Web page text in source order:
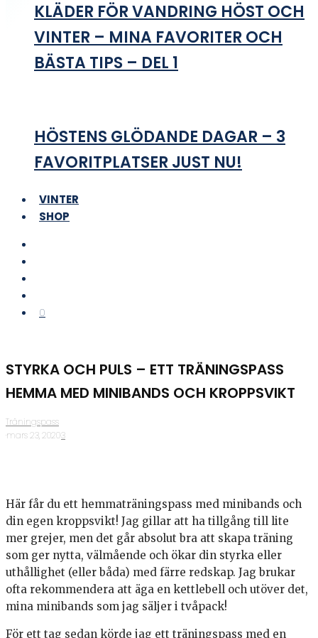
KLÄDER FÖR VANDRING HÖST OCH
VINTER – MINA FAVORITER OCH
BÄSTA TIPS – DEL 1
HÖSTENS GLÖDANDE DAGAR – 3
FAVORITPLATSER JUST NU!
VINTER
SHOP
0
STYRKA OCH PULS – ETT TRÄNINGSPASS
HEMMA MED MINIBANDS OCH KROPPSVIKT
Träningspass
·mars 23, 2020·3
Här får du ett hemmaträningspass med minibands och
din egen kroppsvikt! Jag gillar att ha tillgång till lite
mer grejer, men det går absolut bra att skapa träning
som ger nytta, välmående och ökar din styrka eller
uthållighet (eller båda) med färre redskap. Jag brukar
ofta rekommendera att äga en kettlebell och utöver det,
mina minibands som jag säljer i tvåpack!
För ett tag sedan körde jag ett träningspass med en